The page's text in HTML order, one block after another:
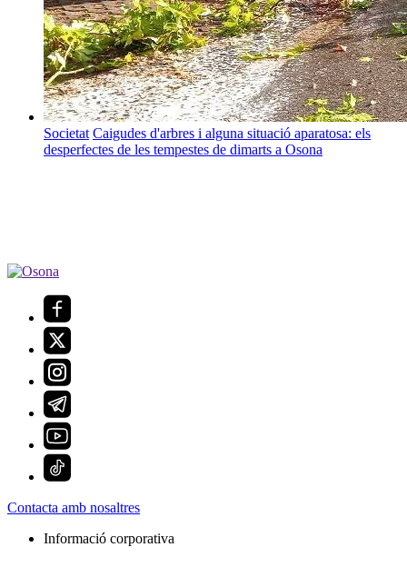
Societat Caigudes d'arbres i alguna situació aparatosa: els
desperfectes de les tempestes de dimarts a Osona
Contacta amb nosaltres
Informació corporativa